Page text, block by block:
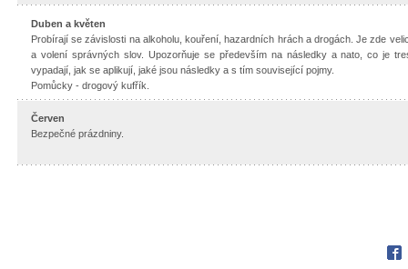
Duben a květen
Probírají se závislosti na alkoholu, kouření, hazardních hrách a drogách. Je zde
a volení správných slov. Upozorňuje se především na následky a nato, co je
vypadají, jak se aplikují, jaké jsou následky a s tím související pojmy.
Pomůcky - drogový kufřík.
Červen
Bezpečné prázdniny.